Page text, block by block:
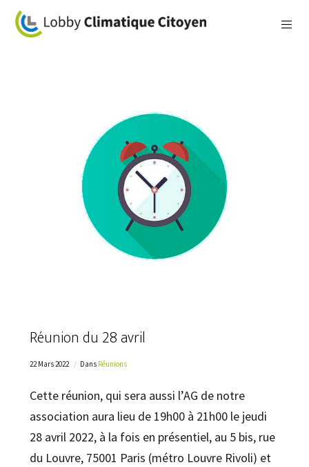
Réunion du 28 avril
22 Mars 2022 Dans Réunions
Cette réunion, qui sera aussi l’AG de notre
association aura lieu de 19h00 à 21h00 le jeudi
28 avril 2022, à la fois en présentiel, au 5 bis, rue
du Louvre, 75001 Paris (métro Louvre Rivoli) et